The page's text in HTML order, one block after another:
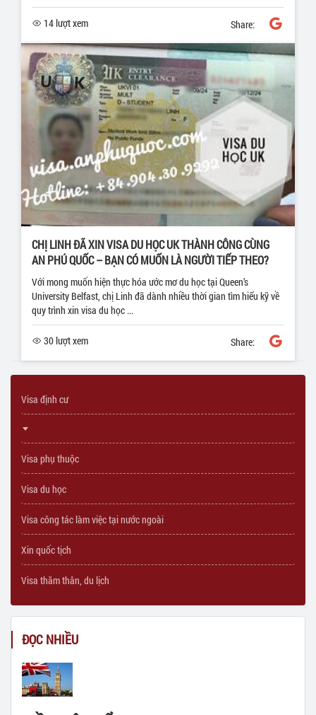
14 lượt xem Share:
CHỊ LINH ĐÃ XIN VISA DU HỌC UK THÀNH CÔNG CÙNG
AN PHÚ QUỐC – BẠN CÓ MUỐN LÀ NGƯỜI TIẾP THEO?
Với mong muốn hiện thực hóa ước mơ du học tại Queen’s
University Belfast, chị Linh đã dành nhiều thời gian tìm hiểu kỹ về
quy trình xin visa du học ...
30 lượt xem Share:
Visa định cư
Visa phụ thuộc
Visa du học
Visa công tác làm việc tại nước ngoài
Xin quốc tịch
Visa thăm thân, du lịch
ĐỌC NHIỀU